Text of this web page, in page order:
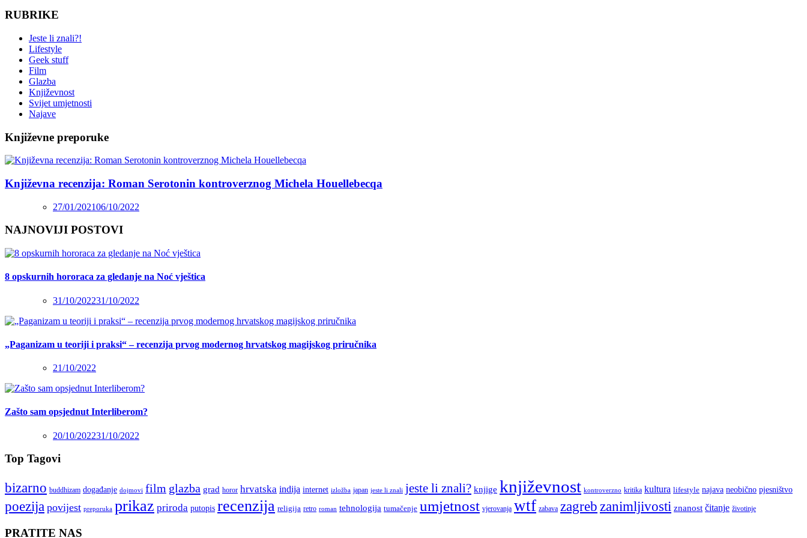
RUBRIKE
Jeste li znali?!
Lifestyle
Geek stuff
Film
Glazba
Književnost
Svijet umjetnosti
Najave
Književne preporuke
Književna recenzija: Roman Serotonin kontroverznog Michela Houellebecqa
27/01/202106/10/2022
NAJNOVIJI POSTOVI
8 opskurnih hororaca za gledanje na Noć vještica
31/10/202231/10/2022
„Paganizam u teoriji i praksi“ – recenzija prvog modernog hrvatskog magijskog priručnika
21/10/2022
Zašto sam opsjednut Interliberom?
20/10/202231/10/2022
Top Tagovi
bizarno buddhizam događanje dojmovi film glazba grad horor hrvatska indija internet izložba japan jeste li znali jeste li znali? knjige književnost kontroverzno kritika kultura lifestyle najava neobično pjesništvo
poezija povijest preporuka prikaz priroda putopis recenzija religija retro roman tehnologija tumačenje umjetnost vjerovanja wtf zabava zagreb zanimljivosti znanost čitanje životinje
PRATITE NAS